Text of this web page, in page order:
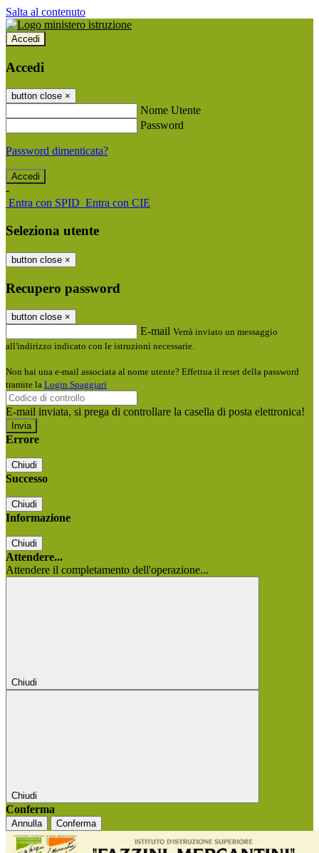
Salta al contenuto
Accedi
Accedi
button close ×
Nome Utente
Password
Password dimenticata?
-
Entra con SPID Entra con CIE
Seleziona utente
button close ×
Recupero password
button close ×
E-mail Verrà inviato un messaggio
all'indirizzo indicato con le istruzioni necessarie.
Non hai una e-mail associata al nome utente? Effettua il reset della password
tramite la Login Spaggiari
E-mail inviata, si prega di controllare la casella di posta elettronica!
Errore
Chiudi
Successo
Chiudi
Informazione
Chiudi
Attendere...
Attendere il completamento dell'operazione...
Chiudi
Chiudi
Conferma
Annulla Conferma